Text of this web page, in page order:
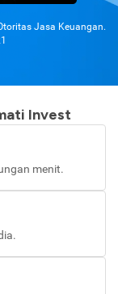
Jasa Keuangan.
Invest
menit.